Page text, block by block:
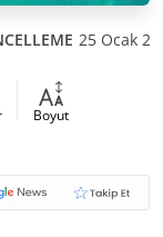
25 Ocak
Boyut